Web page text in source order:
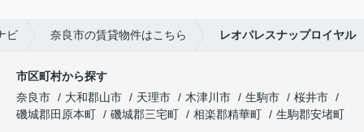
ビ 奈良市の賃貸物件はこちら レオパレスナップロイヤル
市区町村から探す
奈良市
大和郡山市 天理市 木津川市 生駒市
桜井市
磯城郡田原本町
磯城郡三宅町 相楽郡精華町
生駒郡安堵町